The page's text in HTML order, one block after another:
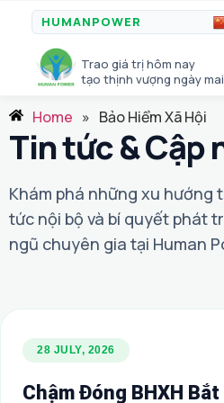
HUMANPOWER
Trao giá trị hôm nay
tạo thịnh vượng ngày mai.
Home » Bảo Hiểm Xã Hội
Tin tức & Cập
Khám phá những xu hướng
tức nội bộ và bí quyết phát
ngũ chuyên gia tại Human
Chậm Đóng BHXH
28 JULY, 2026